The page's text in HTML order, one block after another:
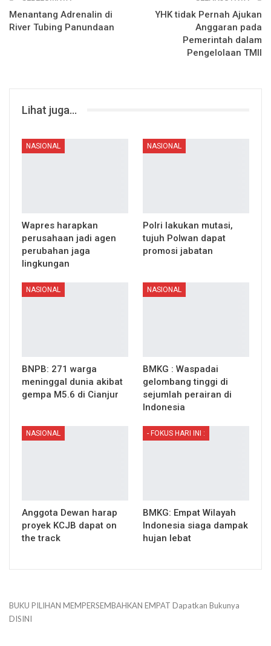
Menantang Adrenalin di
River Tubing Panundaan
YHK tidak Pernah Ajukan
Anggaran pada
Pemerintah dalam
Pengelolaan TMII
Lihat juga...
NASIONAL
Wapres harapkan
perusahaan jadi agen
perubahan jaga
lingkungan
NASIONAL
Polri lakukan mutasi,
tujuh Polwan dapat
promosi jabatan
NASIONAL
BNPB: 271 warga
meninggal dunia akibat
gempa M5.6 di Cianjur
NASIONAL
BMKG : Waspadai
gelombang tinggi di
sejumlah perairan di
Indonesia
NASIONAL
Anggota Dewan harap
proyek KCJB dapat on
the track
- FOKUS HARI INI :
BMKG: Empat Wilayah
Indonesia siaga dampak
hujan lebat
BUKU PILIHAN MEMPERSEMBAHKAN EMPAT Dapatkan Bukunya
DISINI